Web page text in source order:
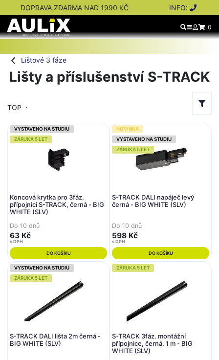
DOPRAVA ZDARMA NAD 1990 KČ INFO:
0
Lištové 3 fáze
Lišty a příslušenství S-TRACK
TOP
VYSTAVENO NA STUDIU
ZÁRUKA 5 LET
Koncová krytka pro 3fáz.
přípojnici S-TRACK, černá - BIG
WHITE (SLV)
Do 10 dnů
63 Kč
s DPH
DO KOŠÍKU
NOVINKA
VYSTAVENO NA STUDIU
ZÁRUKA 5 LET
S-TRACK DALI napáječ levý
černá - BIG WHITE (SLV)
Do 10 dnů
598 Kč
s DPH
DO KOŠÍKU
VYSTAVENO NA STUDIU
ZÁRUKA 5 LET
S-TRACK DALI lišta 2m černá -
BIG WHITE (SLV)
ZÁRUKA 5 LET
S-TRACK 3fáz. montážní
přípojnice, černá, 1 m - BIG
WHITE (SLV)